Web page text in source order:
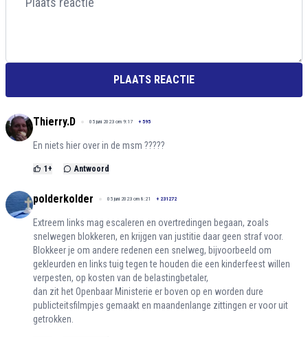
PLAATS REACTIE
Thierry.D 05 juni 2023 om 9:17 + 595
En niets hier over in de msm ?????
1 + Antwoord
polderkolder 05 juni 2023 om 8:21 + 231272
Extreem links mag escaleren en overtredingen begaan, zoals
snelwegen blokkeren, en krijgen van justitie daar geen straf voor.
Blokkeer je om andere redenen een snelweg, bijvoorbeeld om
gekleurden en links tuig tegen te houden die een kinderfeest willen
verpesten, op kosten van de belastingbetaler,
dan zit het Openbaar Ministerie er boven op en worden dure
publicteitsfilmpjes gemaakt en maandenlange zittingen er voor uit
getrokken.